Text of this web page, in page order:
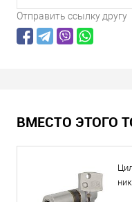
Отправить ссылку другу
ВМЕСТО ЭТОГО